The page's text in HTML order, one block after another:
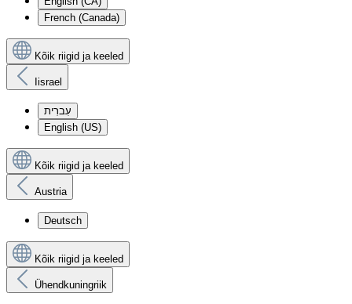
French (Canada)
Kõik riigid ja keeled
Iisrael
עִברִית
English (US)
Kõik riigid ja keeled
Austria
Deutsch
Kõik riigid ja keeled
Ühendkuningriik